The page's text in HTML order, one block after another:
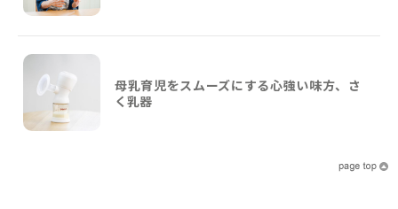
母乳育児をスムーズにする心強い味方、さ
く乳器